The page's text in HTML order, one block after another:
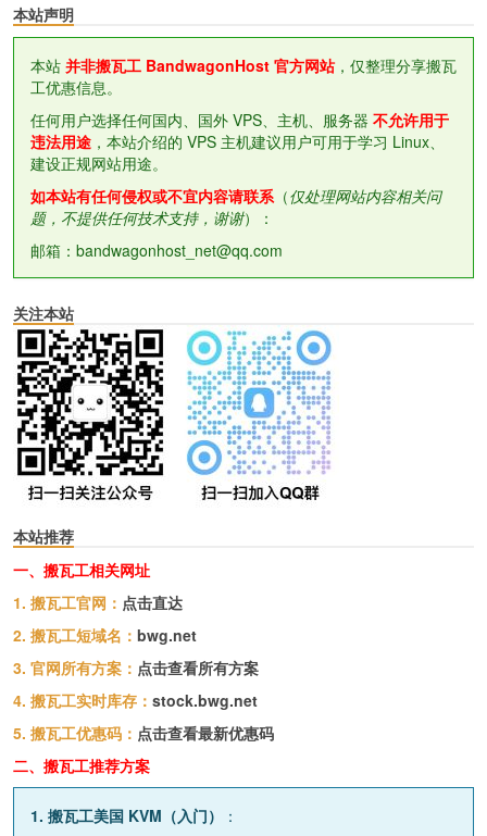
本站声明
本站 并非搬瓦工 BandwagonHost 官方网站，仅整理分享搬瓦
工优惠信息。
任何用户选择任何国内、国外 VPS、主机、服务器 不允许用于
违法用途 ，本站介绍的 VPS 主机建议用户可用于学习 Linux、
建设正规网站用途。
如本站有任何侵权或不宜内容请联系（仅处理网站内容相关问
题，不提供任何技术支持，谢谢）：
邮箱：bandwagonhost_net@qq.com
关注本站
本站推荐
一、搬瓦工相关网址
1. 搬瓦工官网： 点击直达
2. 搬瓦工短域名： bwg.net
3. 官网所有方案： 点击查看所有方案
4. 搬瓦工实时库存： stock.bwg.net
5. 搬瓦工优惠码： 点击查看最新优惠码
二、搬瓦工推荐方案
1. 搬瓦工美国 KVM（入门） ：